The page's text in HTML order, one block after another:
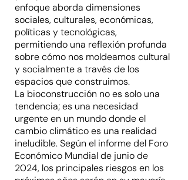
enfoque aborda dimensiones
sociales, culturales, económicas,
políticas y tecnológicas,
permitiendo una reflexión profunda
sobre cómo nos moldeamos cultural
y socialmente a través de los
espacios que construimos.
La bioconstrucción no es solo una
tendencia; es una necesidad
urgente en un mundo donde el
cambio climático es una realidad
ineludible. Según el informe del Foro
Económico Mundial de junio de
2024, los principales riesgos en los